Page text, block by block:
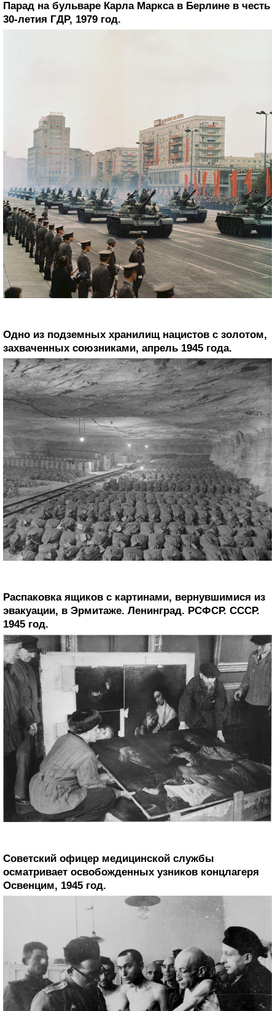
Парад на бульваре Карла Маркса в Берлине в честь
30-летия ГДР, 1979 год.
Одно из подземных хранилищ нацистов с золотом,
захваченных союзниками, апрель 1945 года.
Распаковка ящиков с картинами, вернувшимися из
эвакуации, в Эрмитаже. Ленинград. РСФСР. СССР.
1945 год.
Советский офицер медицинской службы
осматривает освобожденных узников концлагеря
Освенцим, 1945 год.